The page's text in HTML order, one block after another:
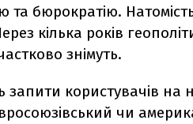
та бюрократію.
кілька років
знімуть.
користувачів на
чи